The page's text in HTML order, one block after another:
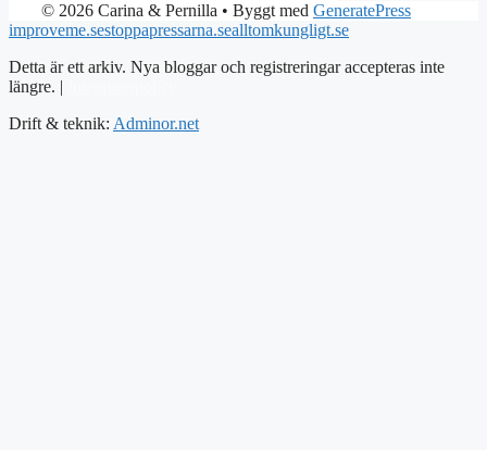
© 2026 Carina & Pernilla • Byggt med GeneratePress
improveme.sestoppapressarna.sealltomkungligt.se
Detta är ett arkiv. Nya bloggar och registreringar accepteras inte
längre. |
Drift & teknik: Adminor.net